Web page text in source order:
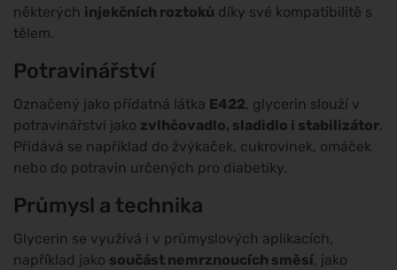
některých injekčních roztoků díky své kompatibilitě s
tělem.
Potravinářství
Označený jako přídatná látka E422, glycerin slouží v
potravinářství jako zvlhčovadlo, sladidlo i stabilizátor.
Přidává se například do žvýkaček, cukrovinek, omáček
nebo do potravin určených pro diabetiky.
Průmysl a technika
Glycerin se využívá i v průmyslových aplikacích,
například jako součást nemrznoucích směsí, jako